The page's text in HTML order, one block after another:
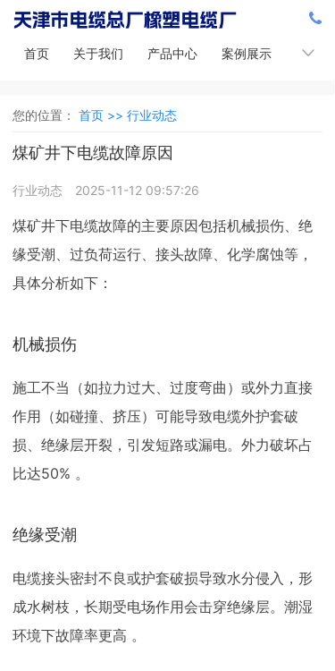
首页 关于我们 产品中心 案例展示 新闻中
您的位置： 首页 >> 行业动态
煤矿井下电缆故障原因
行业动态 2025-11-12 09:57:26
煤矿井下电缆故障的主要原因包括机械损伤、绝
缘受潮、过负荷运行、接头故障、化学腐蚀等，
具体分析如下：
机械损伤
施工不当（如拉力过大、过度弯曲）或外力直接
作用（如碰撞、挤压）可能导致电缆外护套破
损、绝缘层开裂，引发短路或漏电。外力破坏占
比达50% 。
绝缘受潮
电缆接头密封不良或护套破损导致水分侵入，形
成水树枝，长期受电场作用会击穿绝缘层。潮湿
环境下故障率更高 。 ‌